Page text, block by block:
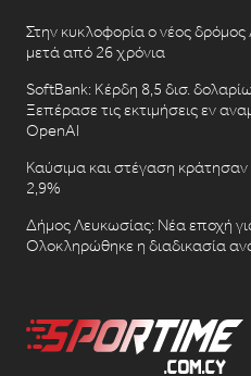
Στην κυκλοφορία ο νέος
μετά από 26 χρόνια
SoftBank: Κέρδη 8,5 δισ.
Ξεπέρασε τις εκτιμήσεις εν
OpenAI
Καύσιμα και στέγαση
2,9%
Δήμος Λευκωσίας: Νέα εποχή
Ολοκληρώθηκε η διαδικασία